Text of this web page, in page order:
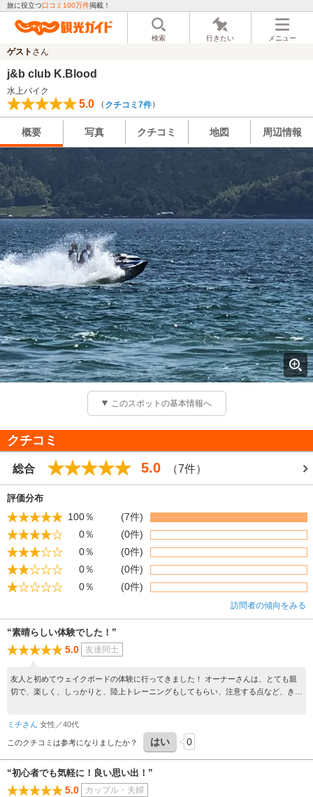
旅に役立つ口コミ100万件掲載！
検索 行きたい メニュー
ゲスト さん
j&b club K.Blood
水上バイク
5.0 （ クチコミ7件）
概要 写真 クチコミ 地図 周辺情報
このスポットの基本情報へ
クチコミ
総合 5.0 （7件）
評価分布
100％
(7件)
0％
(0件)
0％
(0件)
0％
(0件)
0％
(0件)
訪問者の傾向をみる
“素晴らしい体験でした！”
5.0 友達同士
友人と初めてウェイクボードの体験に行ってきました！ オーナーさんは、とても親
切で、楽しく、しっかりと、陸上トレーニングもしてもらい、注意する点など、きち
天候も良く、海も、綺麗で、音楽をかけながら、ジェットスキーで、海を走り、動画
＆写真も沢山撮ってもらい、他にも、サービス満点！ 本当に楽しい時間を過ごすこ
とができました！ おすすめの施設です！！ 今度は、シュノーケリングでお邪魔し
ようと、計画中です。 初めてのアクティビティで少し不安もありましたが、そんな
ことは打ち消すかのように、とても充実した素敵な体験、時間を過ごさせて頂きまし
た！満足満点です！ ありがとうございました。 また、遊びに行きます！
ミチさん 女性／40代
このクチコミは参考になりましたか？ はい 0
“初心者でも気軽に！良い思い出！”
5.0 カップル・夫婦